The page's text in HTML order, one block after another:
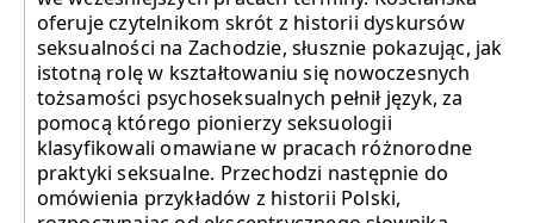
oferuje czytelnikom skrót z historii dyskursów
seksualności na Zachodzie, słusznie pokazując, jak
istotną rolę w kształtowaniu się nowoczesnych
tożsamości psychoseksualnych pełnił język, za
pomocą którego pionierzy seksuologii
klasyfikowali omawiane w pracach różnorodne
praktyki seksualne. Przechodzi następnie do
omówienia przykładów z historii Polski,